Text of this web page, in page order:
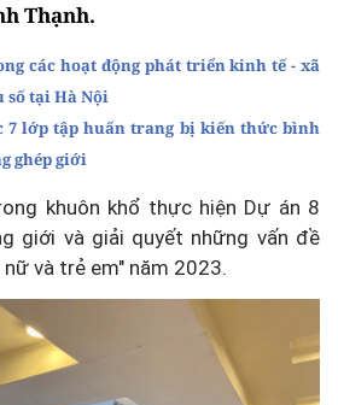
Thạnh.
các hoạt động phát triển kinh tế - xã
số tại Hà Nội
7 lớp tập huấn trang bị kiến thức bình
ghép giới
khuôn khổ thực hiện Dự án 8
giới và giải quyết những vấn đề
và trẻ em" năm 2023.